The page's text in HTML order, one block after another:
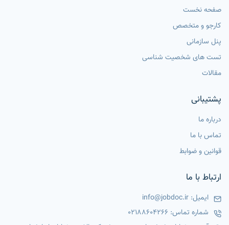
صفحه نخست
کارجو و متخصص
پنل سازمانی
تست های شخصیت شناسی
مقالات
پشتیبانی
درباره ما
تماس با ما
قوانین و ضوابط
ارتباط با ما
ایمیل: info@jobdoc.ir
شماره تماس: 02188604266